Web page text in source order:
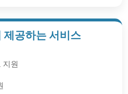
제공하는 서비스
지원